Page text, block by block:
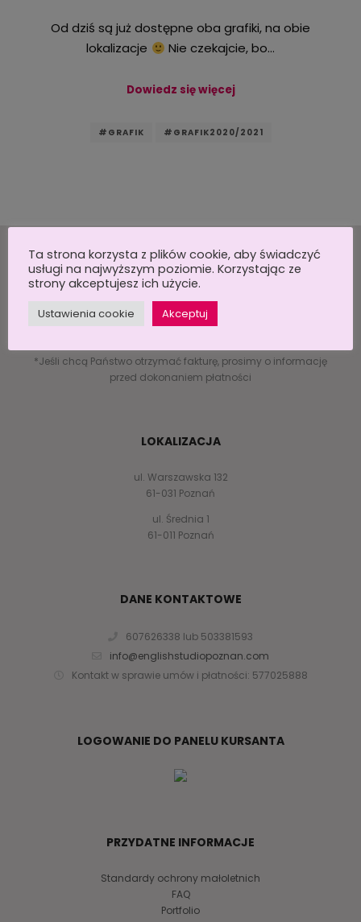
Od dziś są już dostępne oba grafiki, na obie
lokalizacje
Nie czekajcie, bo…
Dowiedz się więcej
#GRAFIK #GRAFIK2020/2021
DANE DO PRZELEWU:
Santander Bank Polska S.A.
*Jeśli chcą Państwo otrzymać fakturę, prosimy o informację
przed dokonaniem płatności
LOKALIZACJA
ul. Warszawska 132
61-031 Poznań
ul. Średnia 1
61-011 Poznań
DANE KONTAKTOWE
607626338 lub 503381593
info@englishstudiopoznan.com
Kontakt w sprawie umów i płatności: 577025888
LOGOWANIE DO PANELU KURSANTA
PRZYDATNE INFORMACJE
Standardy ochrony małoletnich
FAQ
Portfolio
Ta strona korzysta z plików cookie, aby świadczyć
usługi na najwyższym poziomie. Korzystając ze
strony akceptujesz ich użycie.
Ustawienia cookie Akceptuj